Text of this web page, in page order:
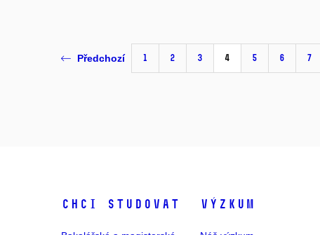
Předchozí 1 2 3 4 5 6 7
Chci studovat Výzkum